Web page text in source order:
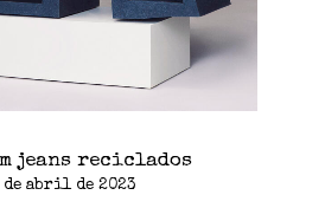
jeans reciclados
de abril de 2023